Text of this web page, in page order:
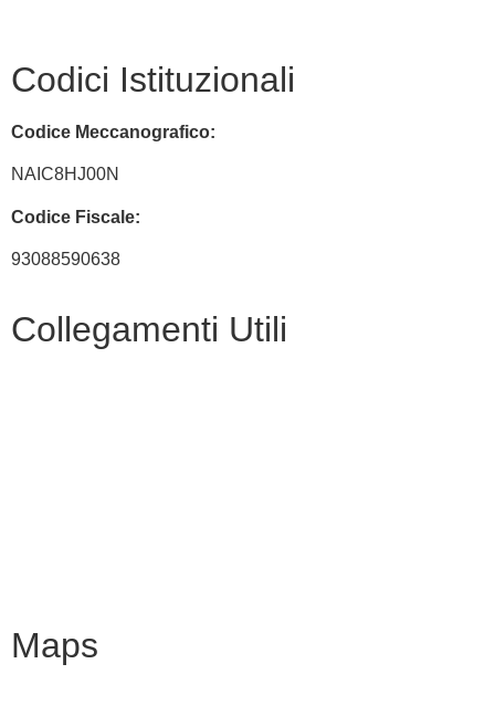
Codici Istituzionali
Codice Meccanografico:
NAIC8HJ00N
Codice Fiscale:
93088590638
Collegamenti Utili
Maps